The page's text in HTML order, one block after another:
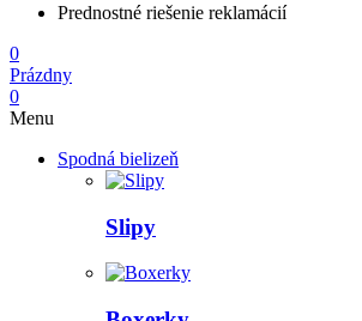
Prednostné riešenie reklamácií
0
Prázdny
0
Menu
Spodná bielizeň
Slipy